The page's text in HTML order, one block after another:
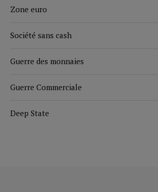
Zone euro
Société sans cash
Guerre des monnaies
Guerre Commerciale
Deep State